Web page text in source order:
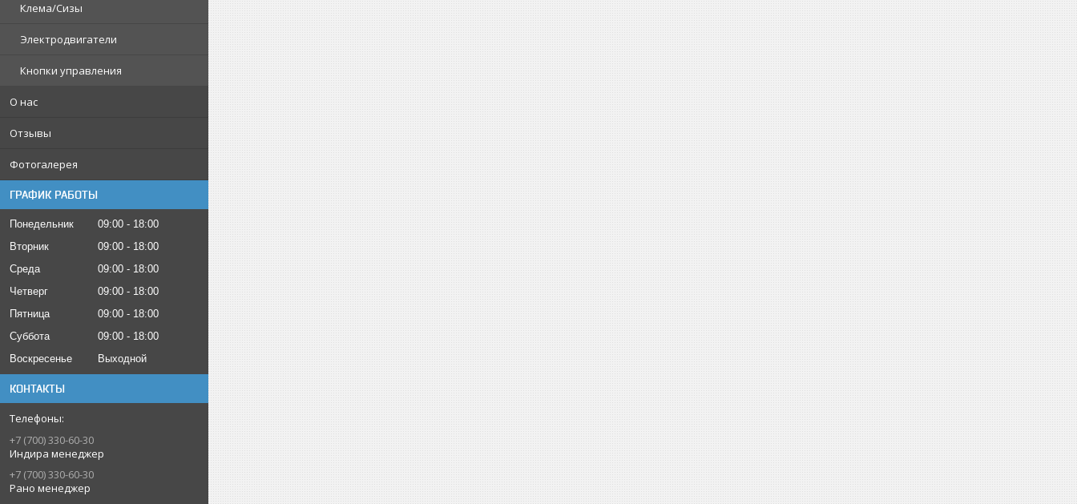
Клема/Сизы
Электродвигатели
Кнопки управления
О нас
Отзывы
Фотогалерея
ГРАФИК РАБОТЫ
Понедельник 09:00
18:00
Вторник
09:00
18:00
Среда
09:00
18:00
Четверг
09:00
18:00
Пятница
09:00
18:00
Суббота
09:00
18:00
Воскресенье
Выходной
КОНТАКТЫ
+7 (700) 330-60-30
Индира менеджер
+7 (700) 330-60-30
Рано менеджер